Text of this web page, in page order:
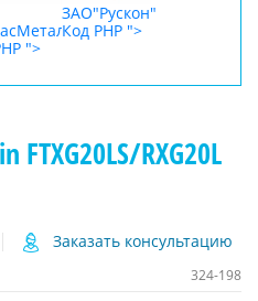
">
ЗАО"Рускон"
Код PHP ">
RXG20L
Заказать консультацию
324-198